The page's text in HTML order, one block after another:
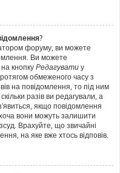
форуму, ви можете
Ви можете
кнопку Редагувати у
обмеженого часу з
на повідомлення, то під ним
разів ви редагували, а
якщо повідомлення
вони можуть залишити
Врахуйте, що звичайні
на яке вже хтось відповів.